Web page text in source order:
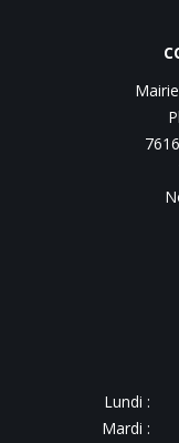
Lundi :
Mardi :